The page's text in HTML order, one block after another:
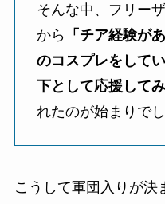
そんな中、フリー
から 「チア経験が
のコスプレをして
下として応援してみ
れたのが始まりでし
こうして軍団入りが決